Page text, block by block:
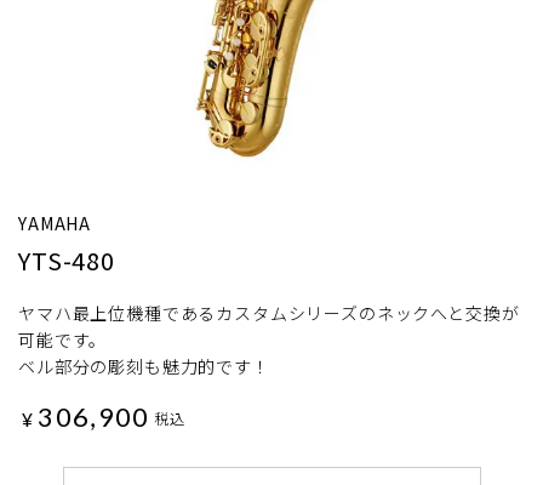
YAMAHA
YTS-480
ヤマハ最上位機種であるカスタムシリーズのネックへと交換が
可能です。
ベル部分の彫刻も魅力的です！
¥ 306,900 税込